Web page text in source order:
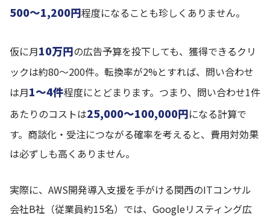
500〜1,200円程度になることも珍しくありません。
仮に月10万円の広告予算を投下しても、獲得できるクリ
ックは約80〜200件。転換率が2%とすれば、問い合わせ
は月1〜4件程度にとどまります。つまり、問い合わせ1件
あたりのコストは25,000〜100,000円になる計算で
す。商談化・受注につながる確率を考えると、費用対効果
は必ずしも高くありません。
実際に、AWS開発導入支援を手がける関西のITコンサル
会社B社（従業員約15名）では、Googleリスティング広